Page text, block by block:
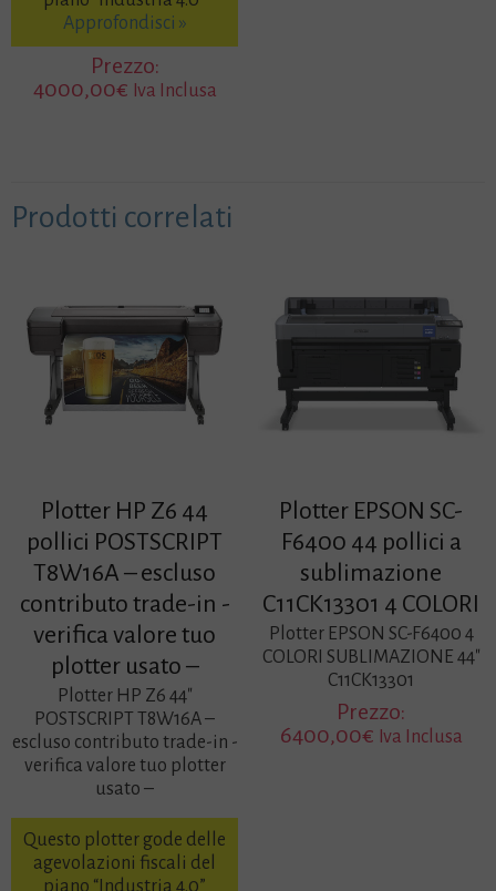
Approfondisci »
Prezzo:
4000,00€ Iva Inclusa
Prodotti correlati
Plotter HP Z6 44
pollici POSTSCRIPT
T8W16A – escluso
contributo trade-in -
verifica valore tuo
plotter usato –
Plotter HP Z6 44″
POSTSCRIPT T8W16A –
escluso contributo trade-in -
verifica valore tuo plotter
usato –
Questo plotter gode delle
agevolazioni fiscali del
piano “Industria 4.0”
Plotter EPSON SC-
F6400 44 pollici a
sublimazione
C11CK13301 4 COLORI
Plotter EPSON SC-F6400 4
COLORI SUBLIMAZIONE 44″
C11CK13301
Prezzo:
6400,00€ Iva Inclusa